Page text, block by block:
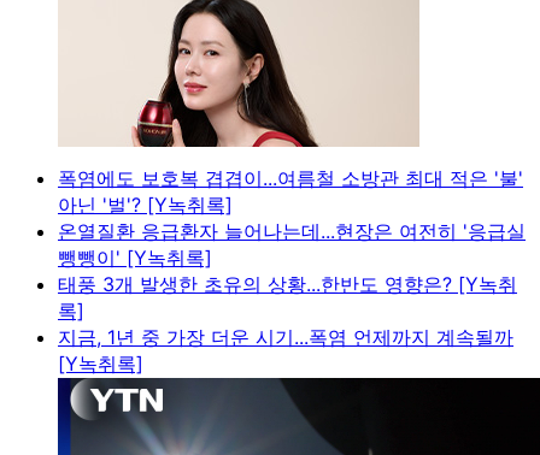
폭염에도 보호복 겹겹이...여름철 소방관 최대 적은 '불'
아닌 '벌'? [Y녹취록]
온열질환 응급환자 늘어나는데...현장은 여전히 '응급실
뺑뺑이' [Y녹취록]
태풍 3개 발생한 초유의 상황...한반도 영향은? [Y녹취
록]
지금, 1년 중 가장 더운 시기...폭염 언제까지 계속될까
[Y녹취록]